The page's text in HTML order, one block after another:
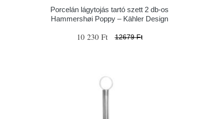
Porcelán lágytojás tartó szett 2 db-os
Hammershøi Poppy – Kähler Design
10 230 Ft 12679 Ft